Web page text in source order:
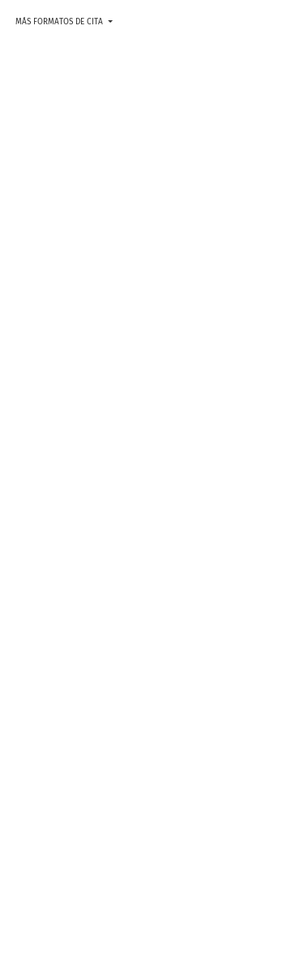
MÁS FORMATOS DE CITA